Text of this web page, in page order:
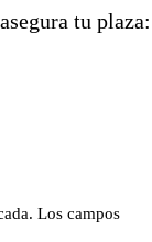
tu plaza:
Los campos